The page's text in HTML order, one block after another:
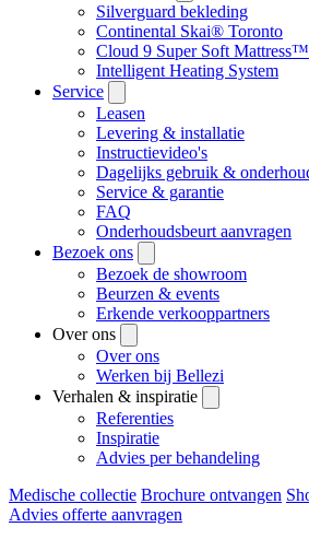
Silverguard bekleding
Continental Skai® Toronto
Cloud 9 Super Soft Mattress™
Intelligent Heating System
Service
Leasen
Levering & installatie
Instructievideo's
Dagelijks gebruik &
Service & garantie
FAQ
Onderhoudsbeurt aanvragen
Bezoek ons
Bezoek de showroom
Beurzen & events
Erkende verkooppartners
Over ons
Over ons
Werken bij Bellezi
Verhalen & inspiratie
Referenties
Inspiratie
Advies per behandeling
Medische collectie Brochure ontvangen
Advies offerte aanvragen